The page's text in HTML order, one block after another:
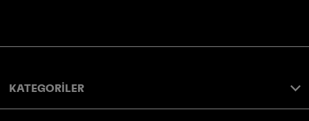
KATEGORİLER